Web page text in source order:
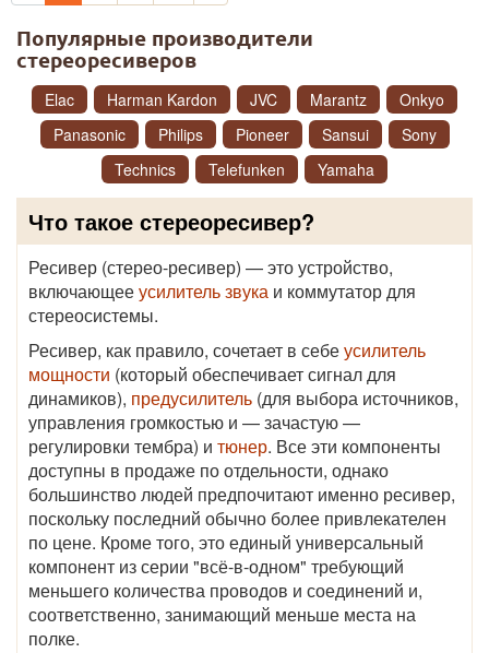
Популярные производители
стереоресиверов
Elac Harman Kardon JVC Marantz
Onkyo
Panasonic
Philips Pioneer Sansui
Sony
Technics
Telefunken Yamaha
Что такое стереоресивер?
Ресивер (стерео-ресивер) — это устройство,
включающееусилитель звука и коммутатор для
стереосистемы.
Ресивер, как правило, сочетает в себеусилитель
мощности (который обеспечивает сигнал для
динамиков), предусилитель (для выбора источников,
управления громкостью и — зачастую —
регулировки тембра) и тюнер. Все эти компоненты
доступны в продаже по отдельности, однако
большинство людей предпочитают именно ресивер,
поскольку последний обычно более привлекателен
по цене. Кроме того, это единый универсальный
компонент из серии "всё-в-одном" требующий
меньшего количества проводов и соединений и,
соответственно, занимающий меньше места на
полке.